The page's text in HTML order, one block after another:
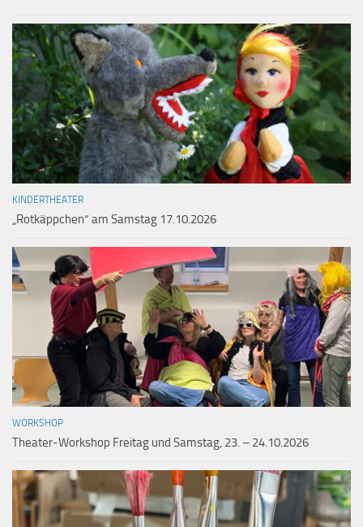
KINDERTHEATER
„Rotkäppchen“ am Samstag 17.10.2026
WORKSHOP
Theater-Workshop Freitag und Samstag, 23. – 24.10.2026